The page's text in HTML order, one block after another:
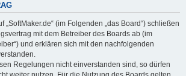
„SoftMaker.de“ (im Folgenden „das Board“) schließen
mit dem Betreiber des Boards ab (im
und erklären sich mit den nachfolgenden
Regelungen nicht einverstanden sind, so dürfen